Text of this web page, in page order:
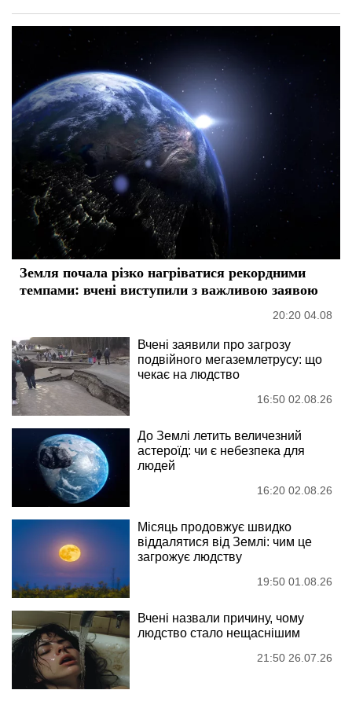
Земля почала різко нагріватися рекордними
темпами: вчені виступили з важливою заявою
20:20 04.08
Вчені заявили про загрозу
подвійного мегаземлетрусу: що
чекає на людство
16:50 02.08.26
До Землі летить величезний
астероїд: чи є небезпека для
людей
16:20 02.08.26
Місяць продовжує швидко
віддалятися від Землі: чим це
загрожує людству
19:50 01.08.26
Вчені назвали причину, чому
людство стало нещаснішим
21:50 26.07.26